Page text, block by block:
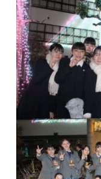
イ